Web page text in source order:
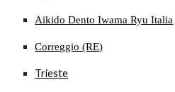
Aikido Dento Iwama Ryu Italia
Correggio (RE)
Trieste